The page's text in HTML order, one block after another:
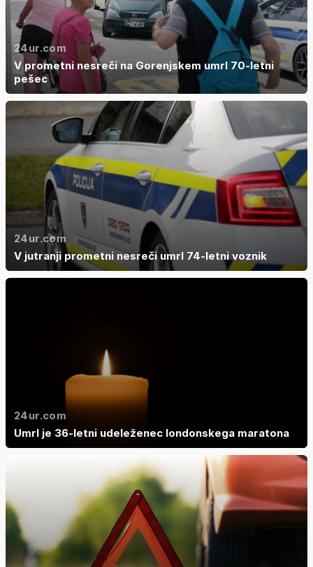
24ur.com
V prometni nesreči na Gorenjskem umrl 70-letni
pešec
24ur.com
V jutranji prometni nesreči umrl 74-letni voznik
24ur.com
Umrl je 36-letni udeleženec londonskega maratona